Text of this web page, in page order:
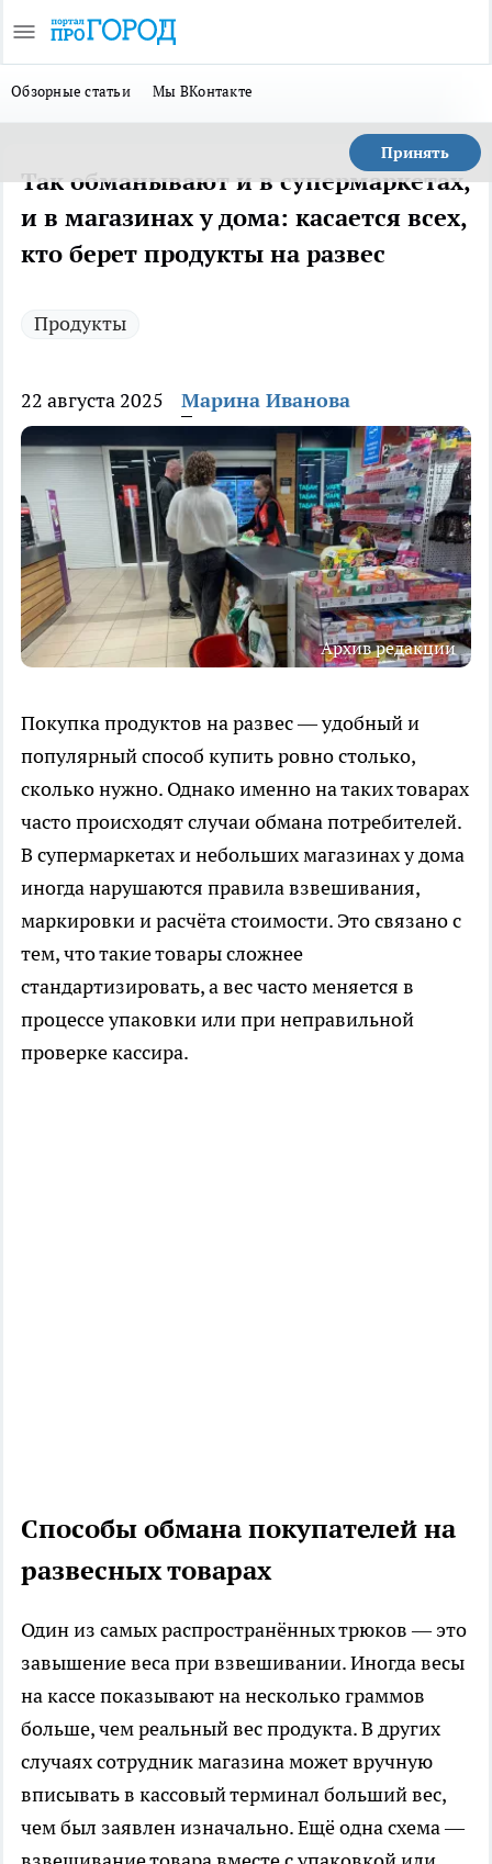
Обзорные статьи Мы ВКонтакте
Принять
Так обманывают и в супермаркетах,
и в магазинах у дома: касается всех,
кто берет продукты на развес
Продукты
22 августа 2025 Марина Иванова
Архив редакции
Покупка продуктов на развес — удобный и
популярный способ купить ровно столько,
сколько нужно. Однако именно на таких товарах
часто происходят случаи обмана потребителей.
В супермаркетах и небольших магазинах у дома
иногда нарушаются правила взвешивания,
маркировки и расчёта стоимости. Это связано с
тем, что такие товары сложнее
стандартизировать, а вес часто меняется в
процессе упаковки или при неправильной
проверке кассира.
Способы обмана покупателей на
развесных товарах
Один из самых распространённых трюков — это
завышение веса при взвешивании. Иногда весы
на кассе показывают на несколько граммов
больше, чем реальный вес продукта. В других
случаях сотрудник магазина может вручную
вписывать в кассовый терминал больший вес,
чем был заявлен изначально. Ещё одна схема —